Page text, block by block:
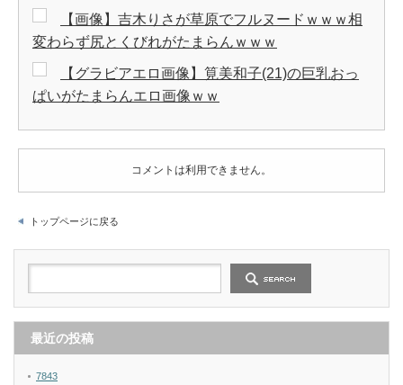
【画像】吉木りさが草原でフルヌードｗｗｗ相
変わらず尻とくびれがたまらんｗｗｗ
【グラビアエロ画像】筧美和子(21)の巨乳おっ
ぱいがたまらんエロ画像ｗｗ
コメントは利用できません。
トップページに戻る
最近の投稿
7843